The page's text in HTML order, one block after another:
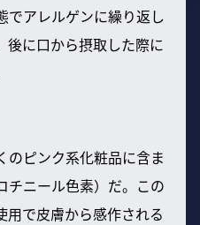
でアレルゲンに繰り返し
後に口から摂取した際に
のピンク系化粧品に含ま
チニール色素）だ。この
用で皮膚から感作される